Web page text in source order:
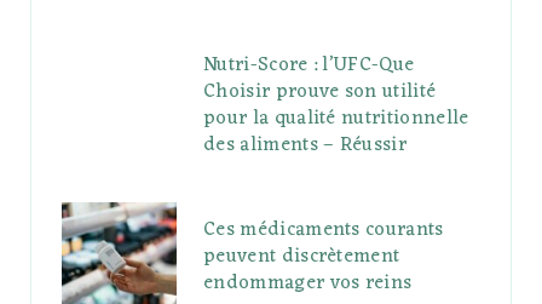
Nutri-Score : l’UFC-Que
Choisir prouve son utilité
pour la qualité nutritionnelle
des aliments – Réussir
Ces médicaments courants
peuvent discrètement
endommager vos reins